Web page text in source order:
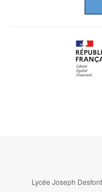
Lycée Joseph